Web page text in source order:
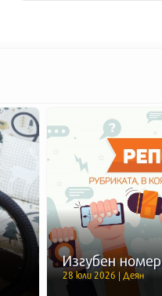
Изгубен номер
28 юли 2026 | Деян